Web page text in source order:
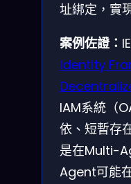
址綁定，實
案例佐證：
Identity
IAM系統（
依、短暫存
是在Multi-
Agent可能